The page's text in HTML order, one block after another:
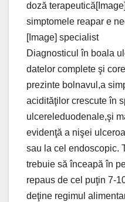
doză
simptomele reapar e
[Image] specialist
Diagnosticul în boala
datelor complete şi
prezinte bolnavul,a
acidităţilor crescute în
ulcereleduodenale,şi
evidenţă a nişei
sau la cel endoscopic.
trebuie să înceapă în
repaus de cel puţin 7-
deţine regimul